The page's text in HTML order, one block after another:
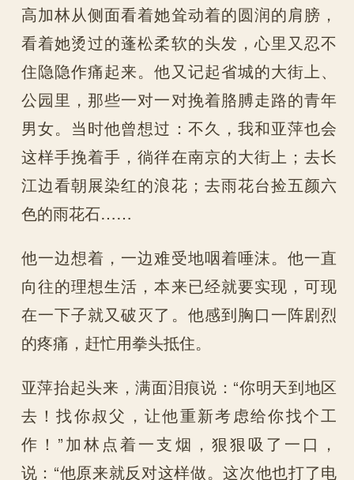
高加林从侧面看着她耸动着的圆润的肩膀，
看着她烫过的蓬松柔软的头发，心里又忍不
住隐隐作痛起来。他又记起省城的大街上、
公园里，那些一对一对挽着胳膊走路的青年
男女。当时他曾想过：不久，我和亚萍也会
这样手挽着手，徜徉在南京的大街上；去长
江边看朝展染红的浪花；去雨花台捡五颜六
色的雨花石……
他一边想着，一边难受地咽着唾沫。他一直
向往的理想生活，本来已经就要实现，可现
在一下子就又破灭了。他感到胸口一阵剧烈
的疼痛，赶忙用拳头抵住。
亚萍抬起头来，满面泪痕说：“你明天到地区
去！找你叔父，让他重新考虑给你找个工
作！”加林点着一支烟，狠狠吸了一口，
说：“他原来就反对这样做。这次他也打了电